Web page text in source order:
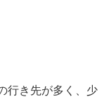
き先が多く、少